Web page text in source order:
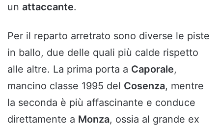
un attaccante.
Per il reparto arretrato sono diverse le piste
in ballo, due delle quali più calde rispetto
alle altre. La prima porta a Caporale,
mancino classe 1995 del Cosenza, mentre
la seconda è più affascinante e conduce
direttamente a Monza, ossia al grande ex